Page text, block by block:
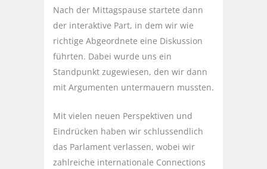
Nach der Mittagspause startete dann
der interaktive Part, in dem wir wie
richtige Abgeordnete eine Diskussion
führten. Dabei wurde uns ein
Standpunkt zugewiesen, den wir dann
mit Argumenten untermauern mussten.
Mit vielen neuen Perspektiven und
Eindrücken haben wir schlussendlich
das Parlament verlassen, wobei wir
zahlreiche internationale Connections